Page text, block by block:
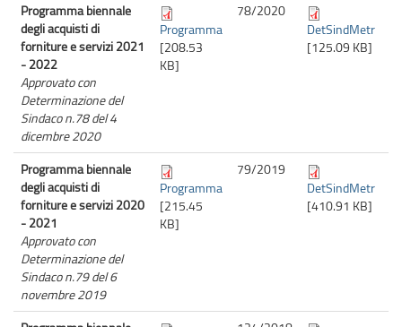
Programma biennale
degli acquisti di
forniture e servizi 2021
- 2022
Approvato con
Determinazione del
Sindaco n.78 del 4
dicembre 2020
Programma
[208.53
KB]
78/2020
DetSindMetr
[125.09 KB]
Programma biennale
degli acquisti di
forniture e servizi 2020
- 2021
Approvato con
Determinazione del
Sindaco n.79 del 6
novembre 2019
Programma
[215.45
KB]
79/2019
DetSindMetr
[410.91 KB]